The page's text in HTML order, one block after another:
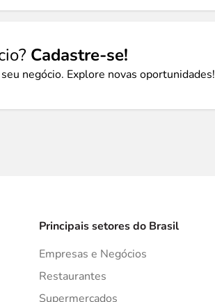
Cadastre-se!
negócio. Explore novas oportunidades!
Principais setores do Brasil
Empresas e Negócios
Restaurantes
Supermercados